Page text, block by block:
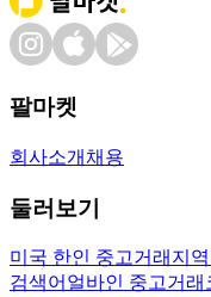
팔마켓
회사소개 채용
둘러보기
미국 한인 중고거래 지
검색어 얼바인 중고거래